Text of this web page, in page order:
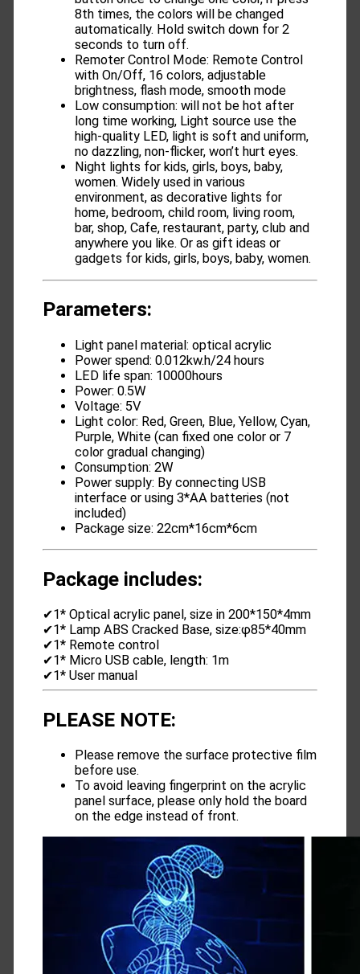
8th times, the colors will be changed
automatically. Hold switch down for 2
seconds to turn off.
Remoter Control Mode: Remote Control
with On/Off, 16 colors, adjustable
brightness, flash mode, smooth mode
Low consumption: will not be hot after
long time working, Light source use the
high-quality LED, light is soft and uniform,
no dazzling, non-flicker, won’t hurt eyes.
Night lights for kids, girls, boys, baby,
women. Widely used in various
environment, as decorative lights for
home, bedroom, child room, living room,
bar, shop, Cafe, restaurant, party, club and
anywhere you like. Or as gift ideas or
gadgets for kids, girls, boys, baby, women.
Parameters:
Light panel material: optical acrylic
Power spend: 0.012kw.h/24 hours
LED life span: 10000hours
Power: 0.5W
Voltage: 5V
Light color: Red, Green, Blue, Yellow, Cyan,
Purple, White (can fixed one color or 7
color gradual changing)
Consumption: 2W
Power supply: By connecting USB
interface or using 3*AA batteries (not
included)
Package size: 22cm*16cm*6cm
Package includes:
✔1* Optical acrylic panel, size in 200*150*4mm
✔1* Lamp ABS Cracked Base, size:φ85*40mm
✔1* Remote control
✔1* Micro USB cable, length: 1m
✔1* User manual
PLEASE NOTE:
Please remove the surface protective film
before use.
To avoid leaving fingerprint on the acrylic
panel surface, please only hold the board
on the edge instead of front.